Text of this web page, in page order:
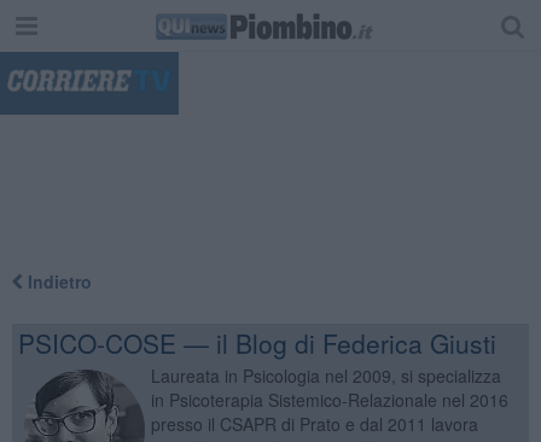
Indietro
PSICO-COSE — il Blog di Federica Giusti
Laureata in Psicologia nel 2009, si specializza
in Psicoterapia Sistemico-Relazionale nel 2016
presso il CSAPR di Prato e dal 2011 lavora